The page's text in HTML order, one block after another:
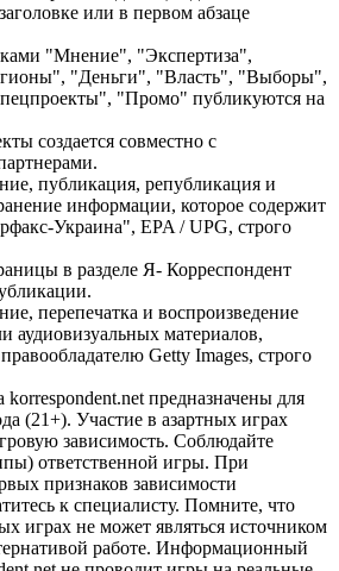
или в первом абзаце
"Мнение", "Экспертиза",
"Деньги", "Власть", "Выборы",
"Промо" публикуются на
создается совместно с
публикация, републикация и
информации, которое содержит
Украина", EPA / UPG, строго
в разделе Я- Корреспондент
перепечатка и воспроизведение
аудиовизуальных материалов,
Getty Images, строго
предназначены для
(21+). Участие в азартных играх
зависимость. Соблюдайте
ответственной игры. При
признаков зависимости
к специалисту. Помните, что
играх не может являться источником
работе. Информационный